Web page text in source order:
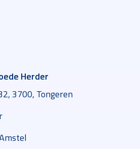
Herder
3700, Tongeren